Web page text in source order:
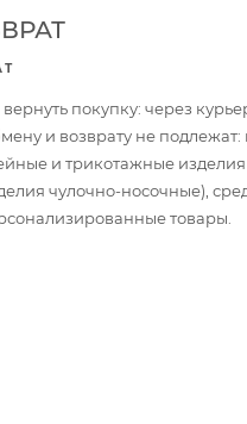
вернуть покупку: через
и возврату не
и трикотажные
чулочно-носочные),
товары.